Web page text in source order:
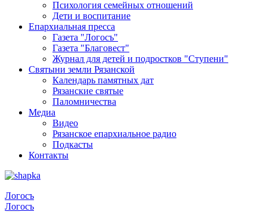
Психология семейных отношений
Дети и воспитание
Епархиальная пресса
Газета "Логосъ"
Газета "Благовест"
Журнал для детей и подростков "Ступени"
Святыни земли Рязанской
Календарь памятных дат
Рязанские святые
Паломничества
Медиа
Видео
Рязанское епархиальное радио
Подкасты
Контакты
Логосъ
Логосъ